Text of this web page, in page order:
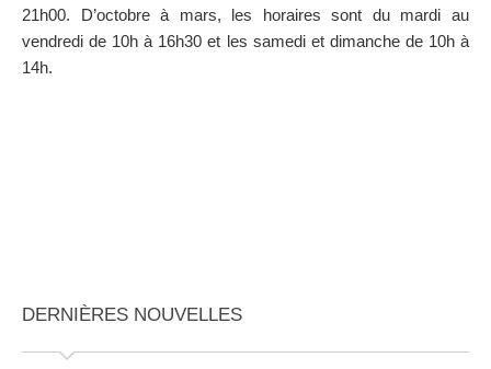
21h00. D’octobre à mars, les horaires sont du mardi au
vendredi de 10h à 16h30 et les samedi et dimanche de 10h à
14h.
DERNIÈRES NOUVELLES